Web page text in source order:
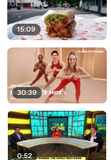
15:09
30:39
0:52